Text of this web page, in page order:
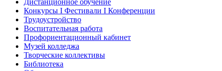
Дистанционное обучение
Конкурсы I Фестивали I Конференции
Трудоустройство
Воспитательная работа
Профориентационный кабинет
Музей колледжа
Творческие коллективы
Библиотека